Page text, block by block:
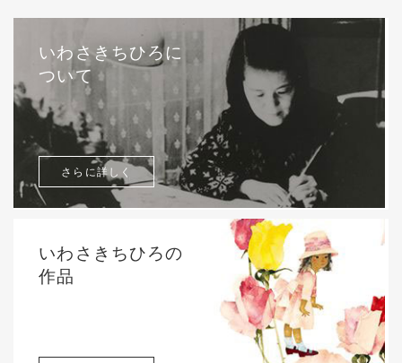
いわさきちひろに
ついて
さらに詳しく
いわさきちひろの
作品